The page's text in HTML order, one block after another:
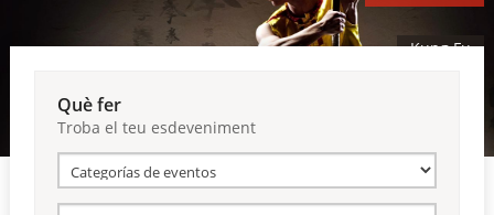
Reserves
Kung Fu
Què fer
Troba el teu esdeveniment